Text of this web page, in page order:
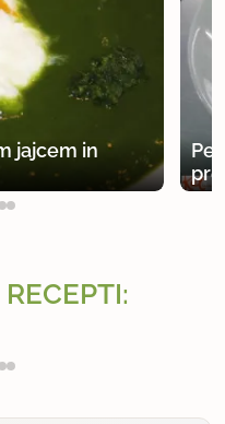
jajcem in
način